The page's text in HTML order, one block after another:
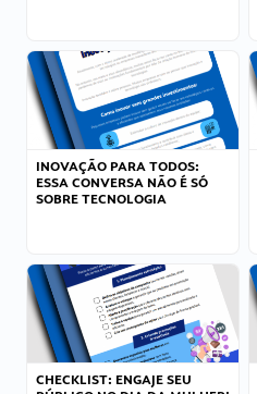
INOVAÇÃO PARA TODOS:
ESSA CONVERSA NÃO É SÓ
SOBRE TECNOLOGIA
CHECKLIST: ENGAJE SEU